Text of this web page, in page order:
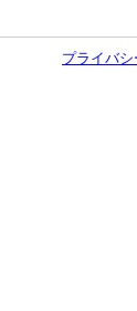
プライバ